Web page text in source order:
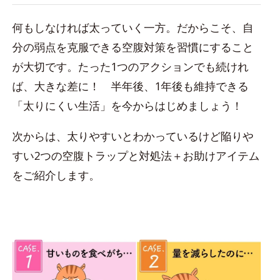
何もしなければ太っていく一方。だからこそ、自
分の弱点を克服できる空腹対策を習慣にすること
が大切です。たった1つのアクションでも続けれ
ば、大きな差に！ 半年後、1年後も維持できる
「太りにくい生活」を今からはじめましょう！
次からは、太りやすいとわかっているけど陥りや
すい2つの空腹トラップと対処法＋お助けアイテム
をご紹介します。